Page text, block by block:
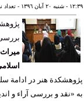
- شنبه ٢٠ آبان ١٣٩٦ - تعداد
بررسی
میراث
اسلامی
هنر در ادامة
«نقد و بررسی آراء و